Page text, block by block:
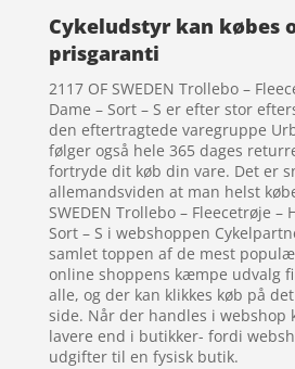
Cykeludstyr kan købes
prisgaranti
2117 OF SWEDEN Trollebo –
Dame – Sort – S er efter stor
den eftertragtede varegruppe
følger også hele 365 dages
fortryde dit køb din vare. Det er
allemandsviden at man helst
SWEDEN Trollebo – Fleecetrøje –
Sort – S i webshoppen
samlet toppen af de mest
online shoppens kæmpe udvalg
alle, og der kan klikkes køb på
side. Når der handles i webshop
lavere end i butikker- fordi
udgifter til en fysisk butik.